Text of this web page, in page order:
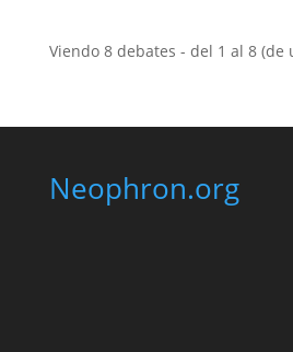
Viendo 8 debates - del 1 al 8 (de
Neophron.org